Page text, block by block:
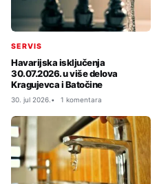
SERVIS
Havarijska isključenja
30.07.2026. u više delova
Kragujevca i Batočine
30. jul 2026. 1 komentara